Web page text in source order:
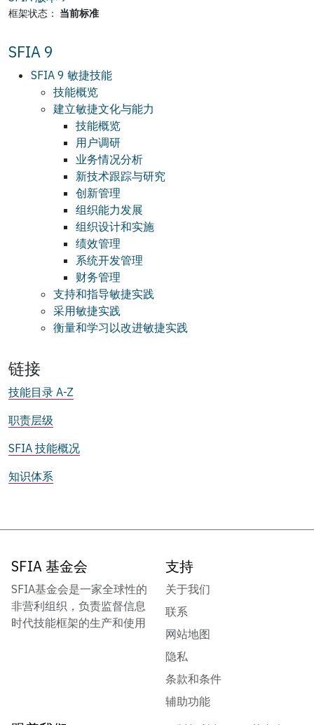
框架状态： 当前标准
SFIA 9
SFIA 9 敏捷技能
技能概览
建立敏捷文化与能力
技能概览
用户调研
业务情况分析
新技术跟踪与研究
创新管理
组织能力发展
组织设计和实施
绩效管理
系统开发管理
财务管理
支持和指导敏捷实践
采用敏捷实践
衡量和学习以改进敏捷实践
链接
技能目录 A-Z
职责层级
SFIA 技能概况
知识体系
SFIA 基金会
SFIA基金会是一家全球性的
非营利组织，负责监督信息
时代技能框架的生产和使用
支持
关于我们
联系
网站地图
隐私
条款和条件
辅助功能